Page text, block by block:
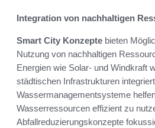
Integration von nachhaltigen
Smart City Konzepte bieten
Nutzung von nachhaltigen
Energien wie Solar- und Windkraft
städtischen Infrastrukturen
Wassermanagementsysteme
Wasserressourcen effizient zu
Abfallreduzierungskonzepte